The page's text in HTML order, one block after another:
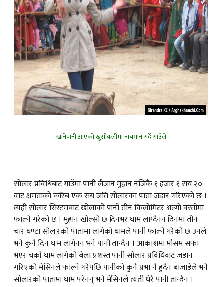
खानेपानी आएको खुसीयालीमा नाचगान गर्दै गाउँले
सोलार प्रविधिबाट गाउँमा पानी लैजान मुहान नजिकै १ हजार १ सय २०
वाट क्षमताको करिब एक सय जति सोलारका पाता जडान गरिएको छ ।
त्यही सोलार सिस्टमबाट खोलाको पानी तीन किलोमिटर अल्गो वस्तीमा
फाल्ने गरेको छ । मुहान खोल्सो छ दिनभर घाम लाग्दैनन दिनमा तीन
चार घण्टा सोलारको पातामा लागेको घामले पानी फाल्ने गरेको छ उनले
भने कुनै दिन घाम लागेनन भने पानी तान्दैन । आकाशमा मौसम सफा
भएर चर्का घाम लागेको बेला प्रशस्त पानी सोलार प्रविधिबाट जडान
गरिएको मेसिनले फाल्ने गरेपछि पानीको कुनै प्रभा नै हुदैन बाजाडेले भने
सोलारको पातामा घाम परेनन् भने मेसिनले त्यती धेरै पानी तान्दैन ।